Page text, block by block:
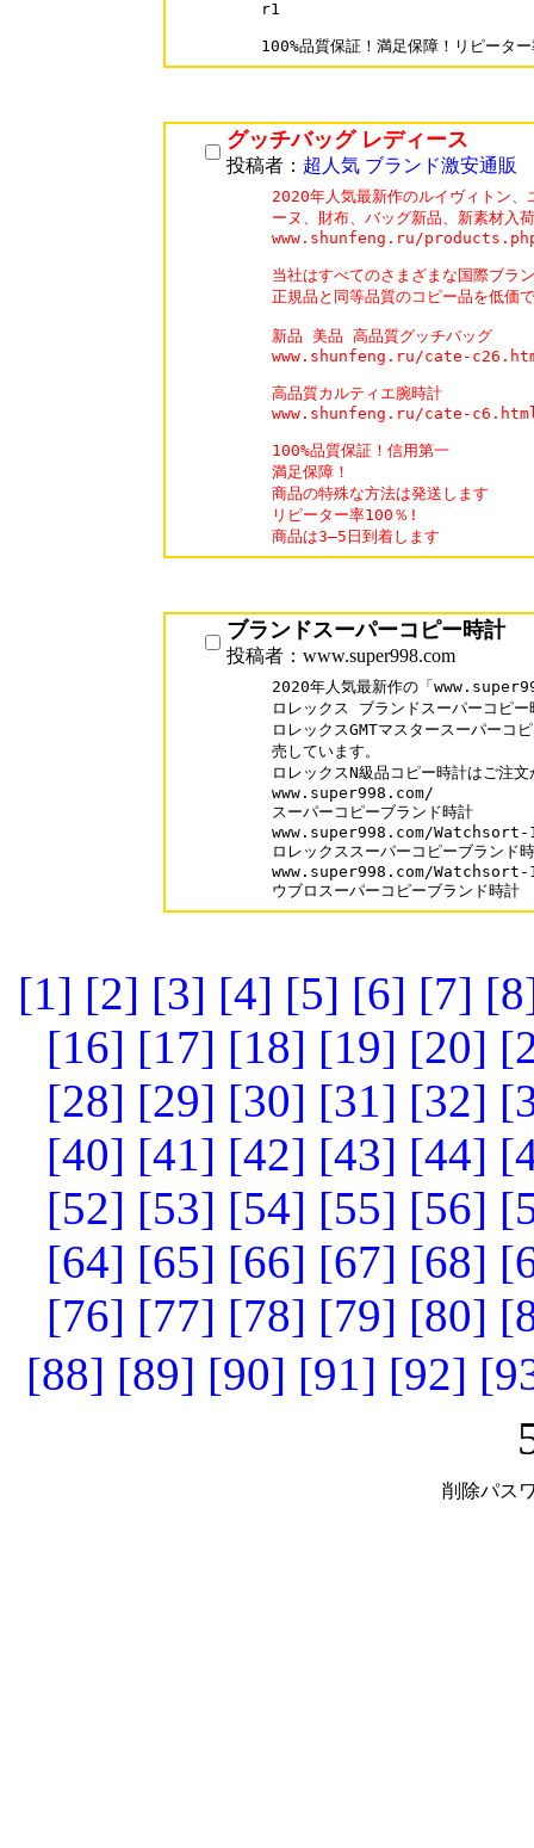
r1
グッチバッグ レディース
投稿者： 超人気 ブランド激安通販
2020年人気最新作のルイヴィトン
ーヌ、財布、バッグ新品、新素材入
www.shunfeng.ru/
当社はすべてのさまざまな国際ブラ
正規品と同等品質のコピー品を低価
新品 美品 高品質グッチバッグ
www.shunfeng.ru/cate-
高品質カルティエ腕時計
www.shunfeng.ru/cate-
100%品質保証！信用第一
満足保障！
商品の特殊な方法は発送します
リピーター率100％!
商品は3―5日到着します
ブランドスーパーコピー時計
投稿者：www.super998.com
2020年人気最新作の「
ロレックス ブランドスーパーコピ
ロレックスGMTマスタースーパーコ
売しています。
ロレックスN級品コピー時計はご注
www.super998.com/
スーパーコピーブランド時計
www.super998.com/
ロレックススーパーコピーブランド
www.super998.com/
ウブロスーパーコピーブランド時計
[1] [2] [3] [4] [5] [6] [7]
[16] [17] [18] [19] [20]
[28] [29] [30] [31] [32]
[40] [41] [42] [43] [44]
[52] [53] [54] [55] [56]
[64] [65] [66] [67] [68]
[76] [77] [78] [79] [80]
[88] [89] [90] [91] [92]
削除パス